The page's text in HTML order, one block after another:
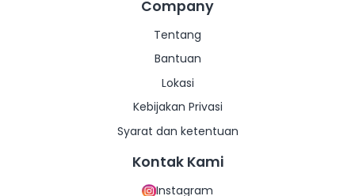
Company
Tentang
Bantuan
Lokasi
Kebijakan Privasi
Syarat dan ketentuan
Kontak Kami
Instagram